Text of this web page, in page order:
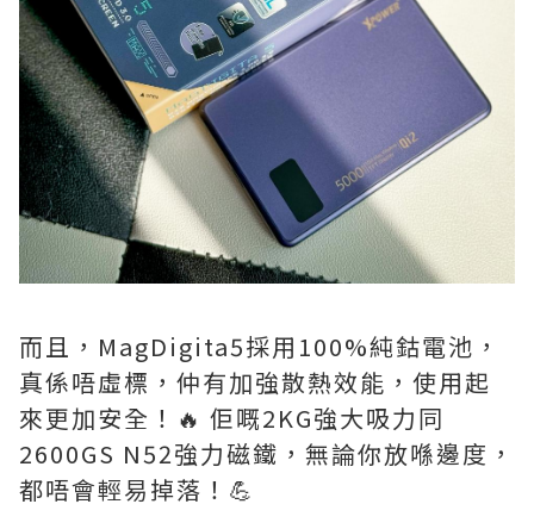
而且，MagDigita5採用100%純鈷電池，
真係唔虛標，仲有加強散熱效能，使用起
來更加安全！🔥 佢嘅2KG強大吸力同
2600GS N52強力磁鐵，無論你放喺邊度，
都唔會輕易掉落！💪